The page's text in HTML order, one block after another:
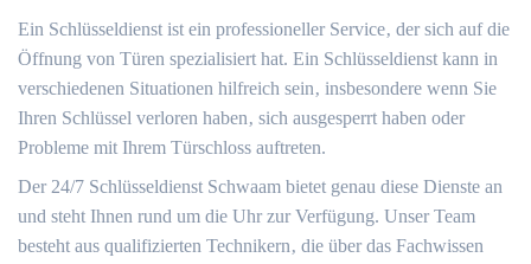
Ein Schlüsseldienst ist ein professioneller Service‚ der sich auf die
Öffnung von Türen spezialisiert hat. Ein Schlüsseldienst kann in
verschiedenen Situationen hilfreich sein‚ insbesondere wenn Sie
Ihren Schlüssel verloren haben‚ sich ausgesperrt haben oder
Probleme mit Ihrem Türschloss auftreten.​
Der 24/7 Schlüsseldienst Schwaam bietet genau diese Dienste an
und steht Ihnen rund um die Uhr zur Verfügung. Unser Team
besteht aus qualifizierten Technikern‚ die über das Fachwissen